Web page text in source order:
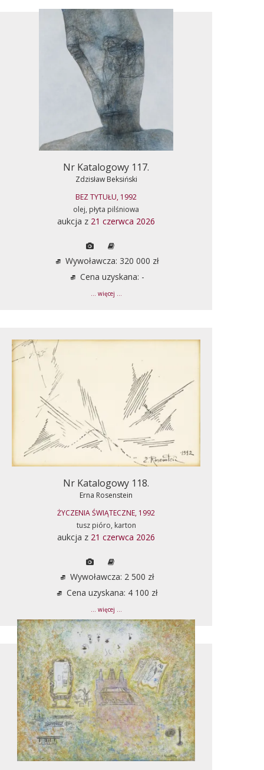
Nr Katalogowy 117.
Zdzisław Beksiński
BEZ TYTUŁU, 1992
olej, płyta pilśniowa
aukcja z 21 czerwca 2026
Wywoławcza: 320 000 zł
Cena uzyskana: -
... więcej ...
Nr Katalogowy 118.
Erna Rosenstein
ŻYCZENIA ŚWIĄTECZNE, 1992
tusz pióro, karton
aukcja z 21 czerwca 2026
Wywoławcza: 2 500 zł
Cena uzyskana: 4 100 zł
... więcej ...